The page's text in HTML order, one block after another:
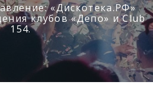
«Дискотека.РФ»
клубов «Депо» и Club
154.